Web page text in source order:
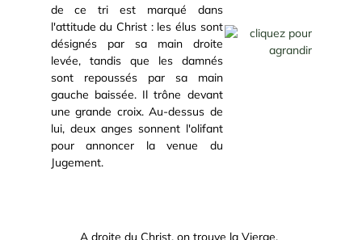
de ce tri est marqué dans
l'attitude du Christ : les élus sont
désignés par sa main droite
levée, tandis que les damnés
sont repoussés par sa main
gauche baissée. Il trône devant
une grande croix. Au-dessus de
lui, deux anges sonnent l'olifant
pour annoncer la venue du
Jugement.
A droite du Christ, on trouve la Vierge,